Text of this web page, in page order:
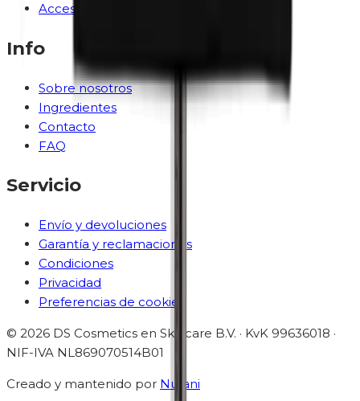
Accesorios
Info
Sobre nosotros
Ingredientes
Contacto
FAQ
Servicio
Envío y devoluciones
Garantía y reclamaciones
Condiciones
Privacidad
Preferencias de cookies
© 2026 DS Cosmetics en Skincare B.V. · KvK 99636018 ·
NIF-IVA NL869070514B01
Creado y mantenido por Nurani